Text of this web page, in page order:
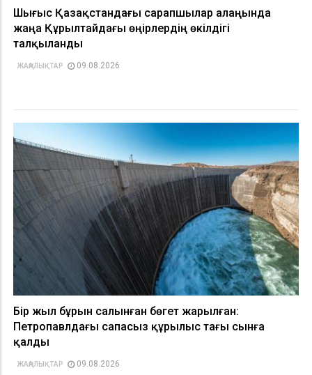
Шығыс Қазақстандағы сарапшылар алаңында
жаңа Құрылтайдағы өңірлердің өкілдігі
талқыланды
ЖАҢАЛЫҚТАР 09.08.2026
Бір жыл бұрын салынған бөгет жарылған:
Петропавлдағы сапасыз құрылыс тағы сынға
қалды
ЖАҢАЛЫҚТАР 09.08.2026